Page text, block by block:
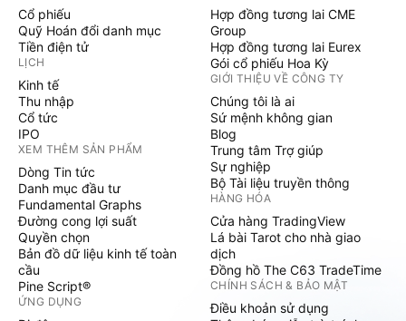
Cổ phiếu
Quỹ Hoán đổi danh mục
Tiền điện tử
LỊCH
Kinh tế
Thu nhập
Cổ tức
IPO
XEM THÊM SẢN PHẨM
Dòng Tin tức
Danh mục đầu tư
Fundamental Graphs
Đường cong lợi suất
Quyền chọn
Bản đồ dữ liệu kinh tế toàn
cầu
Pine Script®
ỨNG DỤNG
Hợp đồng tương lai CME
Group
Hợp đồng tương lai Eurex
Gói cổ phiếu Hoa Kỳ
GIỚI THIỆU VỀ CÔNG TY
Chúng tôi là ai
Sứ mệnh không gian
Blog
Trung tâm Trợ giúp
Sự nghiệp
Bộ Tài liệu truyền thông
HÀNG HÓA
Cửa hàng TradingView
Lá bài Tarot cho nhà giao
dịch
Đồng hồ The C63 TradeTime
CHÍNH SÁCH & BẢO MẬT
Điều khoản sử dụng